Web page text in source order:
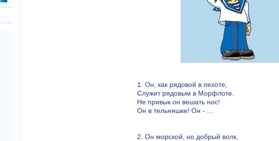
1. Он, как рядовой в пехоте,
Служит рядовым в Морфлоте.
Не привык он вешать нос!
Он в тельняшке! Он - ...
2. Он морской, но добрый волк,